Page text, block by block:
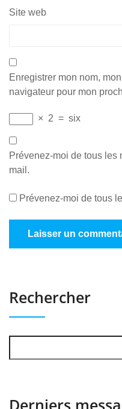
Site web
Enregistrer mon nom,
navigateur pour mon
× 2 = six
Prévenez-moi de tous les
mail.
Prévenez-moi de tous
Rechercher
Derniers